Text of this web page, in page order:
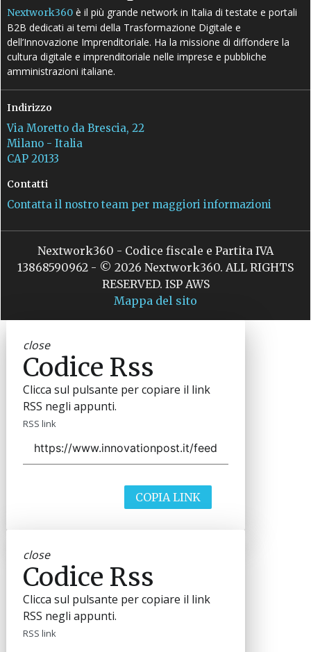
Nextwork360 è il più grande network in Italia di testate e portali
B2B dedicati ai temi della Trasformazione Digitale e
dell’Innovazione Imprenditoriale. Ha la missione di diffondere la
cultura digitale e imprenditoriale nelle imprese e pubbliche
amministrazioni italiane.
Indirizzo
Via Moretto da Brescia, 22
Milano - Italia
CAP 20133
Contatti
Contatta il nostro team per maggiori informazioni
Nextwork360 - Codice fiscale e Partita IVA
13868590962 - © 2026 Nextwork360. ALL RIGHTS
RESERVED. ISP AWS
Mappa del sito
close
Codice Rss
Clicca sul pulsante per copiare il link
RSS negli appunti.
RSS link
COPIA LINK
close
Codice Rss
Clicca sul pulsante per copiare il link
RSS negli appunti.
RSS link